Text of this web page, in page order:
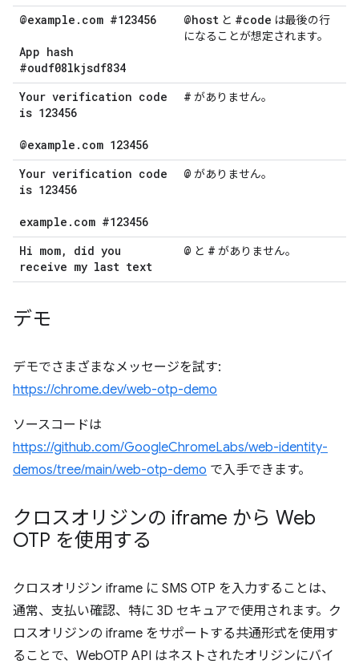
@example . com #123456
App hash
#oudf08lkjsdf834
@host と #code は最後の行
になることが想定されます。
Your verification code
is 123456
@example . com 123456
# がありません。
Your verification code
is 123456
example . com #123456
@ がありません。
Hi mom,
did you
receive my last text
@ と # がありません。
デモ
デモでさまざまなメッセージを試す:
https://chrome.dev/web-otp-demo
ソースコードは
https://github.com/GoogleChromeLabs/web-identity-
demos/tree/main/web-otp-demo で入手できます。
クロスオリジンの iframe から Web
OTP を使用する
クロスオリジン iframe に SMS OTP を入力することは、
通常、支払い確認、特に 3D セキュアで使用されます。ク
ロスオリジンの iframe をサポートする共通形式を使用す
ることで、WebOTP API はネストされたオリジンにバイ